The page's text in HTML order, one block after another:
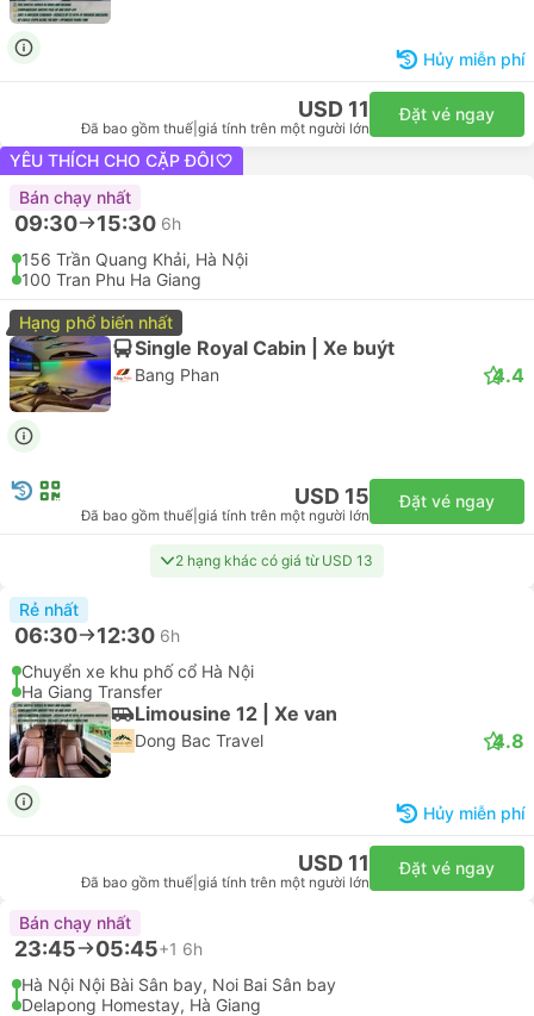
Hủy miễn phí
USD 11
Đã bao gồm thuế giá tính trên một người lớn
Đặt vé ngay
YÊU THÍCH CHO CẶP ĐÔI
Bán chạy nhất
09:30 15:30 6h
156 Trần Quang Khải, Hà Nội
100 Tran Phu Ha Giang
Hạng phổ biến nhất
Single Royal Cabin | Xe buýt
Bang Phan 4.4
USD 15
Đã bao gồm thuế giá tính trên một người lớn
Đặt vé ngay
2 hạng khác có giá từ USD 13
Rẻ nhất
06:30 12:30 6h
Chuyển xe khu phố cổ Hà Nội
Ha Giang Transfer
Limousine 12 | Xe van
Dong Bac Travel 4.8
Hủy miễn phí
USD 11
Đã bao gồm thuế giá tính trên một người lớn
Đặt vé ngay
Bán chạy nhất
23:45 05:45+1 6h
Hà Nội Nội Bài Sân bay, Noi Bai Sân bay
Delapong Homestay, Hà Giang